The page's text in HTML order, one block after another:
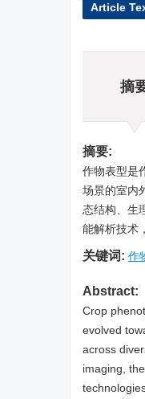
Article
摘
摘要:
作物表型是
场景的室内
态结构、生
能解析技术
关键词: 作
Abstract:
Crop
evolved
across
imaging,